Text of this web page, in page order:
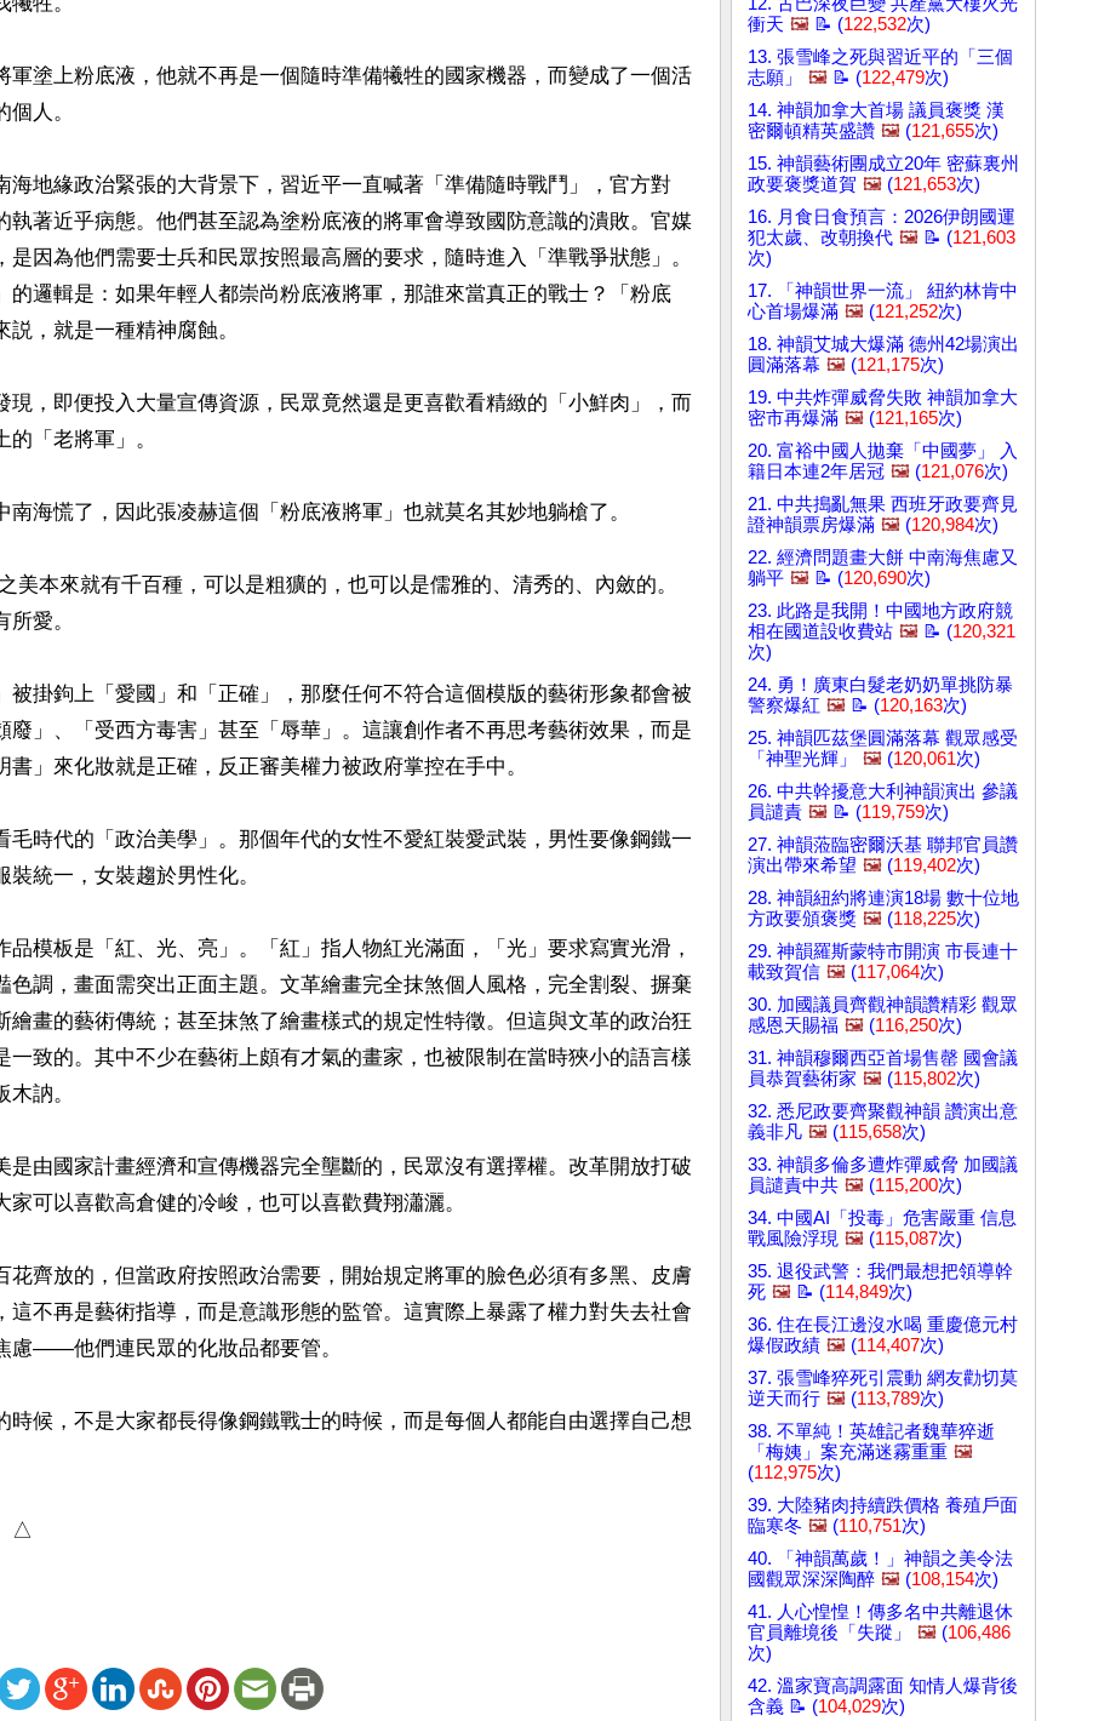
軍塗上粉底液，他就不再是一個隨時準備犧牲的國家機器，而變成了一個活
人。
海地緣政治緊張的大背景下，習近平一直喊著「準備隨時戰鬥」，官方對
執著近乎病態。他們甚至認為塗粉底液的將軍會導致國防意識的潰敗。官媒
是因為他們需要士兵和民眾按照最高層的要求，隨時進入「準戰爭狀態」。
的邏輯是：如果年輕人都崇尚粉底液將軍，那誰來當真正的戰士？「粉底
説，就是一種精神腐蝕。
現，即便投入大量宣傳資源，民眾竟然還是更喜歡看精緻的「小鮮肉」，而
「老將軍」。
南海慌了，因此張凌赫這個「粉底液將軍」也就莫名其妙地躺槍了。
愛。
被掛鉤上「愛國」和「正確」，那麼任何不符合這個模版的藝術形象都會被
廢」、「受西方毒害」甚至「辱華」。這讓創作者不再思考藝術效果，而是
書」來化妝就是正確，反正審美權力被政府掌控在手中。
毛時代的「政治美學」。那個年代的女性不愛紅裝愛武裝，男性要像鋼鐵一
裝統一，女裝趨於男性化。
品模板是「紅、光、亮」。「紅」指人物紅光滿面，「光」要求寫實光滑，
色調，畫面需突出正面主題。文革繪畫完全抹煞個人風格，完全割裂、摒棄
繪畫的藝術傳統；甚至抹煞了繪畫樣式的規定性特徵。但這與文革的政治狂
一致的。其中不少在藝術上頗有才氣的畫家，也被限制在當時狹小的語言樣
訥。
是由國家計畫經濟和宣傳機器完全壟斷的，民眾沒有選擇權。改革開放打破
家可以喜歡高倉健的冷峻，也可以喜歡費翔瀟灑。
花齊放的，但當政府按照政治需要，開始規定將軍的臉色必須有多黑、皮膚
這不再是藝術指導，而是意識形態的監管。這實際上暴露了權力對失去社會
慮——他們連民眾的化妝品都要管。
時候，不是大家都長得像鋼鐵戰士的時候，而是每個人都能自由選擇自己想
△
衝天 🖼️ 📝 (122,532次)
13. 張雪峰之死與習近平的「三個
志願」
🖼️ 📝 (122,479次)
14. 神韻加拿大首場 議員褒獎 漢
密爾頓精英盛讚 🖼️ (121,655次)
15. 神韻藝術團成立20年 密蘇裏州
政要褒獎道賀 🖼️ (121,653次)
16. 月食日食預言：2026伊朗國運
犯太歲、改朝換代 🖼️ 📝 (121,603
次)
17. 「神韻世界一流」 紐約林肯中
心首場爆滿 🖼️ (121,252次)
18. 神韻艾城大爆滿 德州42場演出
圓滿落幕 🖼️ (121,175次)
19. 中共炸彈威脅失敗 神韻加拿大
密市再爆滿 🖼️ (121,165次)
20. 富裕中國人拋棄「中國夢」 入
籍日本連2年居冠 🖼️ (121,076次)
21. 中共搗亂無果 西班牙政要齊見
證神韻票房爆滿 🖼️ (120,984次)
22. 經濟問題畫大餅 中南海焦慮又
躺平 🖼️ 📝 (120,690次)
23. 此路是我開！中國地方政府競
相在國道設收費站 🖼️ 📝 (120,321
次)
24. 勇！廣東白髮老奶奶單挑防暴
警察爆紅 🖼️ 📝 (120,163次)
25. 神韻匹茲堡圓滿落幕 觀眾感受
「神聖光輝」
🖼️ (120,061次)
26. 中共幹擾意大利神韻演出 參議
員譴責 🖼️ 📝 (119,759次)
27. 神韻蒞臨密爾沃基 聯邦官員讚
演出帶來希望 🖼️ (119,402次)
28. 神韻紐約將連演18場 數十位地
方政要頒褒獎 🖼️ (118,225次)
29. 神韻羅斯蒙特市開演 市長連十
載致賀信 🖼️ (117,064次)
30. 加國議員齊觀神韻讚精彩 觀眾
感恩天賜福 🖼️ (116,250次)
31. 神韻穆爾西亞首場售罄 國會議
員恭賀藝術家 🖼️ (115,802次)
32. 悉尼政要齊聚觀神韻 讚演出意
義非凡 🖼️ (115,658次)
33. 神韻多倫多遭炸彈威脅 加國議
員譴責中共 🖼️ (115,200次)
34. 中國AI「投毒」危害嚴重 信息
戰風險浮現 🖼️ (115,087次)
35. 退役武警：我們最想把領導幹
死 🖼️ 📝 (114,849次)
36. 住在長江邊沒水喝 重慶億元村
爆假政績 🖼️ (114,407次)
37. 張雪峰猝死引震動 網友勸切莫
逆天而行 🖼️ (113,789次)
38. 不單純！英雄記者魏華猝逝
「梅姨」案充滿迷霧重重 🖼️
(112,975次)
39. 大陸豬肉持續跌價格 養殖戶面
臨寒冬 🖼️ (110,751次)
40. 「神韻萬歲！」神韻之美令法
國觀眾深深陶醉 🖼️ (108,154次)
41. 人心惶惶！傳多名中共離退休
官員離境後「失蹤」
🖼️ (106,486
次)
42. 溫家寶高調露面 知情人爆背後
含義 📝 (104,029次)